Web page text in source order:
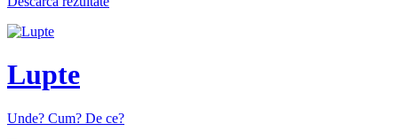
Lupte
Unde? Cum? De ce?